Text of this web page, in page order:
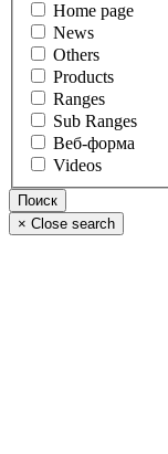
Home page
News
Others
Products
Ranges
Sub Ranges
Веб-форма
Videos
× Close search